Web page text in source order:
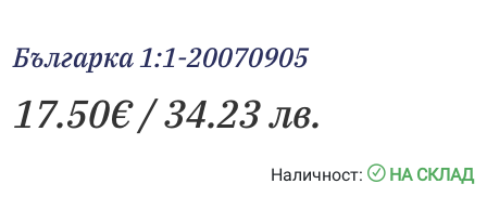
Българка 1:1-20070905
17.50€/ 34.23 лв.
Наличност:
НА СКЛАД